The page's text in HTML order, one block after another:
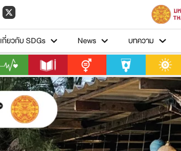
เกี่ยวกับ SDGs News บทความ